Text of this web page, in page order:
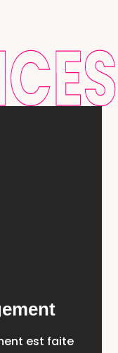
services de